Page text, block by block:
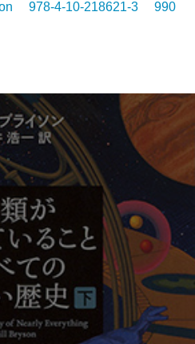
978-4-10-218621-3 990